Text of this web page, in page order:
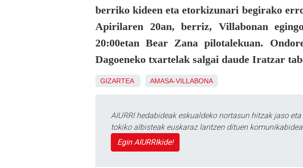
berriko kideen eta etorkizunari begirako
Apirilaren 20an, berriz, Villabonan
20:00etan Bear Zana pilotalekuan.
Dagoeneko txartelak salgai daude Iratzar
GIZARTEA AMASA-VILLABONA
AIURRI hedabideak eskualdeko nortasun hitzak jaso
tokiko albisteak euskaraz lantzen dituen
Egin AIURRIkide!